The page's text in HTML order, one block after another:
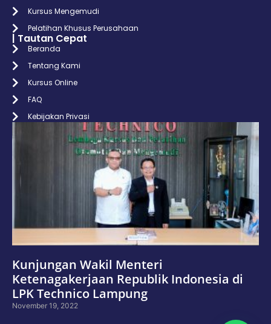
Kursus Mengemudi
Pelatihan Khusus Perusahaan
| Tautan Cepat
Beranda
Tentang Kami
Kursus Online
FAQ
Kebijakan Privasi
Kunjungan Wakil Menteri
Ketenagakerjaan Republik Indonesia di
LPK Technico Lampung
November 19, 2022